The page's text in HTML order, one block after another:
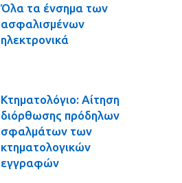
Όλα τα ένσημα των
ασφαλισμένων
ηλεκτρονικά
Κτηματολόγιο: Αίτηση
διόρθωσης πρόδηλων
σφαλμάτων των
κτηματολογικών
εγγραφών